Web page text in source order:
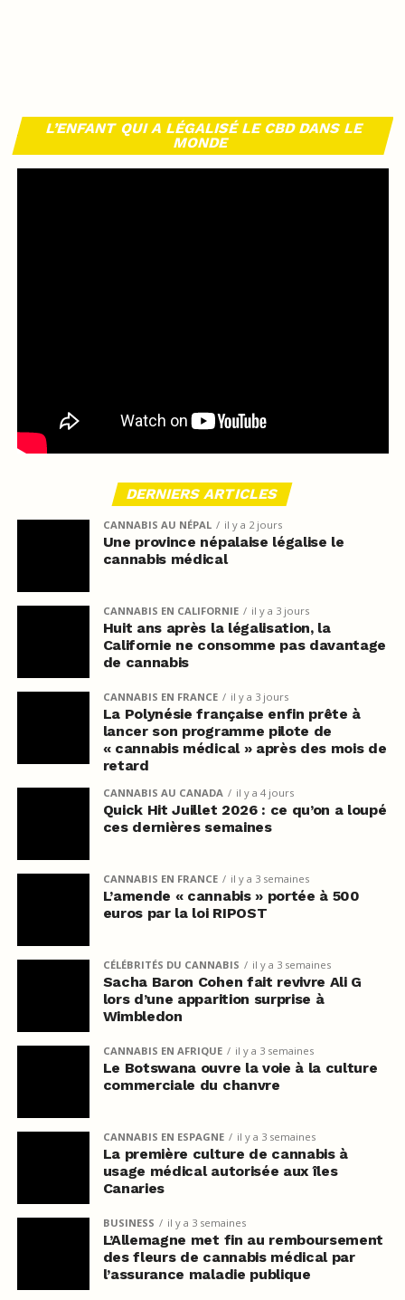
L’ENFANT QUI A LÉGALISÉ LE CBD DANS LE
MONDE
DERNIERS ARTICLES
CANNABIS AU NÉPAL il y a 2 jours
Une province népalaise légalise le
cannabis médical
CANNABIS EN CALIFORNIE il y a 3 jours
Huit ans après la légalisation, la
Californie ne consomme pas davantage
de cannabis
CANNABIS EN FRANCE il y a 3 jours
La Polynésie française enfin prête à
lancer son programme pilote de
« cannabis médical » après des mois de
retard
CANNABIS AU CANADA il y a 4 jours
Quick Hit Juillet 2026 : ce qu’on a loupé
ces dernières semaines
CANNABIS EN FRANCE il y a 3 semaines
L’amende « cannabis » portée à 500
euros par la loi RIPOST
CÉLÉBRITÉS DU CANNABIS il y a 3 semaines
Sacha Baron Cohen fait revivre Ali G
lors d’une apparition surprise à
Wimbledon
CANNABIS EN AFRIQUE il y a 3 semaines
Le Botswana ouvre la voie à la culture
commerciale du chanvre
CANNABIS EN ESPAGNE il y a 3 semaines
La première culture de cannabis à
usage médical autorisée aux îles
Canaries
BUSINESS il y a 3 semaines
L’Allemagne met fin au remboursement
des fleurs de cannabis médical par
l’assurance maladie publique